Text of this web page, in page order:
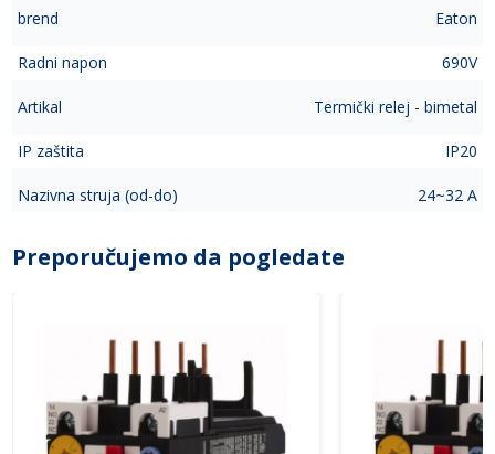
brend Eaton
Radni napon 690V
Artikal Termički relej - bimetal
IP zaštita IP20
Nazivna struja (od-do) 24~32 A
Preporučujemo da pogledate